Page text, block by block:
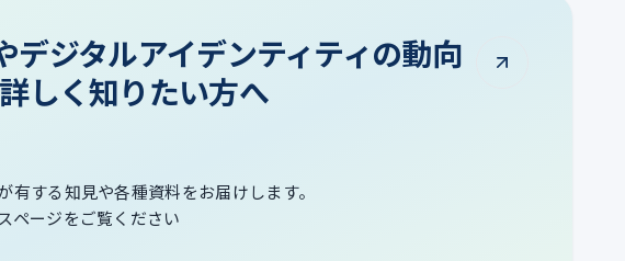
デジタルアイデンティティの動向
しく知りたい方へ
有する知見や各種資料をお届けします。
ページをご覧ください